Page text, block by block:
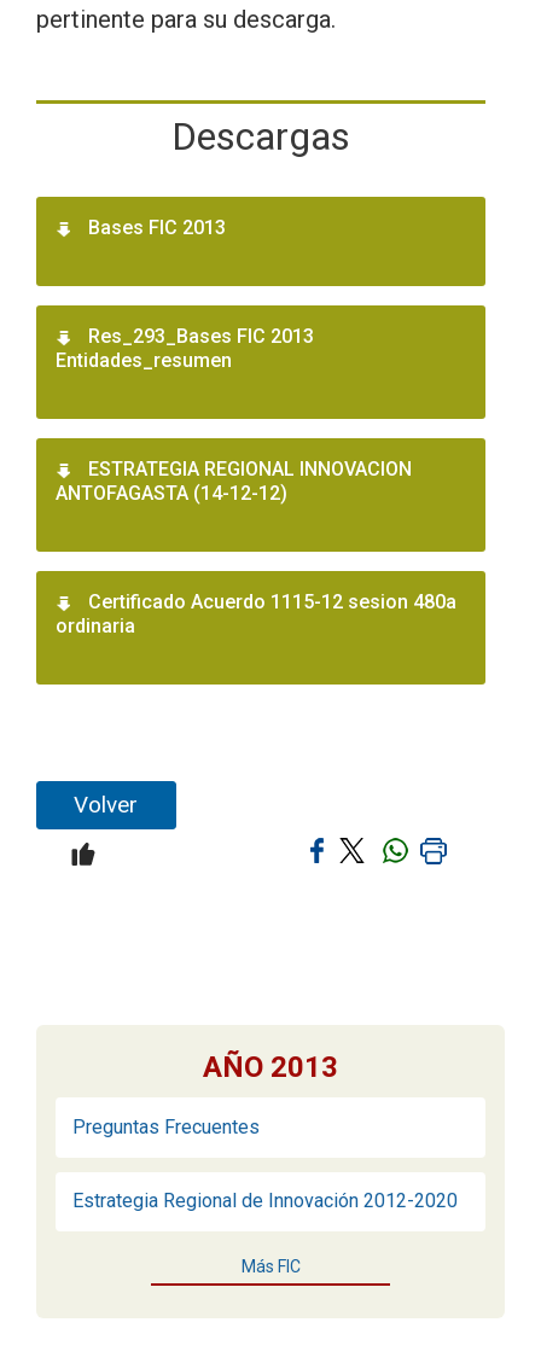
pertinente para su descarga.
Descargas
Bases FIC 2013
Res_293_Bases FIC 2013
Entidades_resumen
ESTRATEGIA REGIONAL INNOVACION
ANTOFAGASTA (14-12-12)
Certificado Acuerdo 1115-12 sesion 480a
ordinaria
Volver
AÑO 2013
Preguntas Frecuentes
Estrategia Regional de Innovación 2012-2020
Más FIC